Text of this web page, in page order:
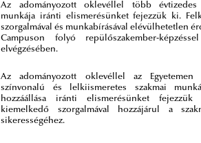
Az adományozott oklevéllel több évtizedes
munkája iránti elismerésünket fejezzük ki.
szorgalmával és munkabírásával elévülhetetlen
Campuson folyó repülőszakember-
elvégzésében.
Az adományozott oklevéllel az Egyetemen
színvonalú és lelkiismeretes szakmai
hozzáállása iránti elismerésünket
kiemelkedő szorgalmával hozzájárul a
sikerességéhez.